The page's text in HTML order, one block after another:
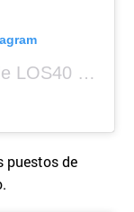
Una publicación compartida de LOS40 Panamá 🇵🇦 🎙️🎶 (@los40panama)
puestos de